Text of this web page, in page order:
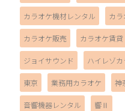
カラオケ機材レンタル カ
カラオケ販売 カラオケ賃貸
ジョイサウンド ハイレゾ
東京 業務用カラオケ 神
音響機器レンタル 響Ⅱ